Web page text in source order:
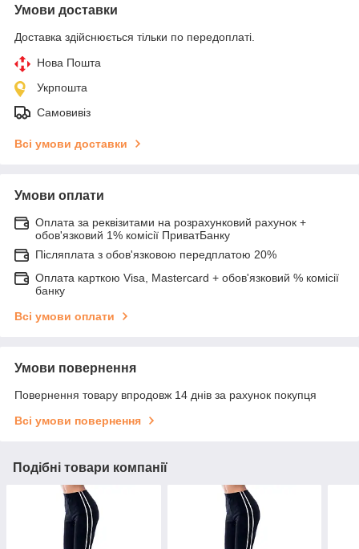
Умови доставки
Доставка здійснюється тільки по передоплаті.
Нова Пошта
Укрпошта
Самовивіз
Всі умови доставки
Умови оплати
Оплата за реквізитами на розрахунковий рахунок +
обов'язковий 1% комісії ПриватБанку
Післяплата з обов'язковою передплатою 20%
Оплата карткою Visa, Mastercard + обов'язковий % комісії
банку
Всі умови оплати
Умови повернення
Повернення товару впродовж 14 днів за рахунок покупця
Всі умови повернення
Подібні товари компанії